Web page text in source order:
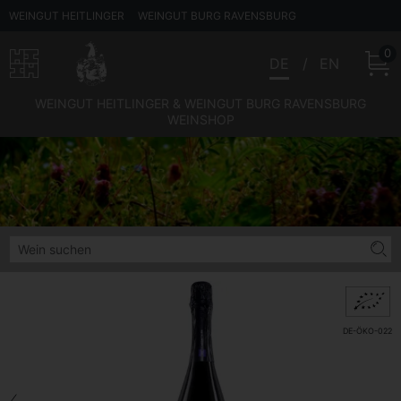
WEINGUT HEITLINGER WEINGUT BURG RAVENSBURG
0
DE-ÖKO-022